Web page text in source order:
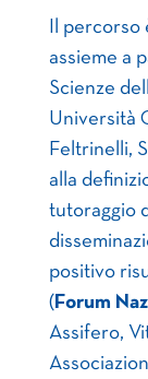
Il
assieme a
Scienze
Università
Feltrinelli,
alla
tutoraggio
positivo
( Forum
Assifero,